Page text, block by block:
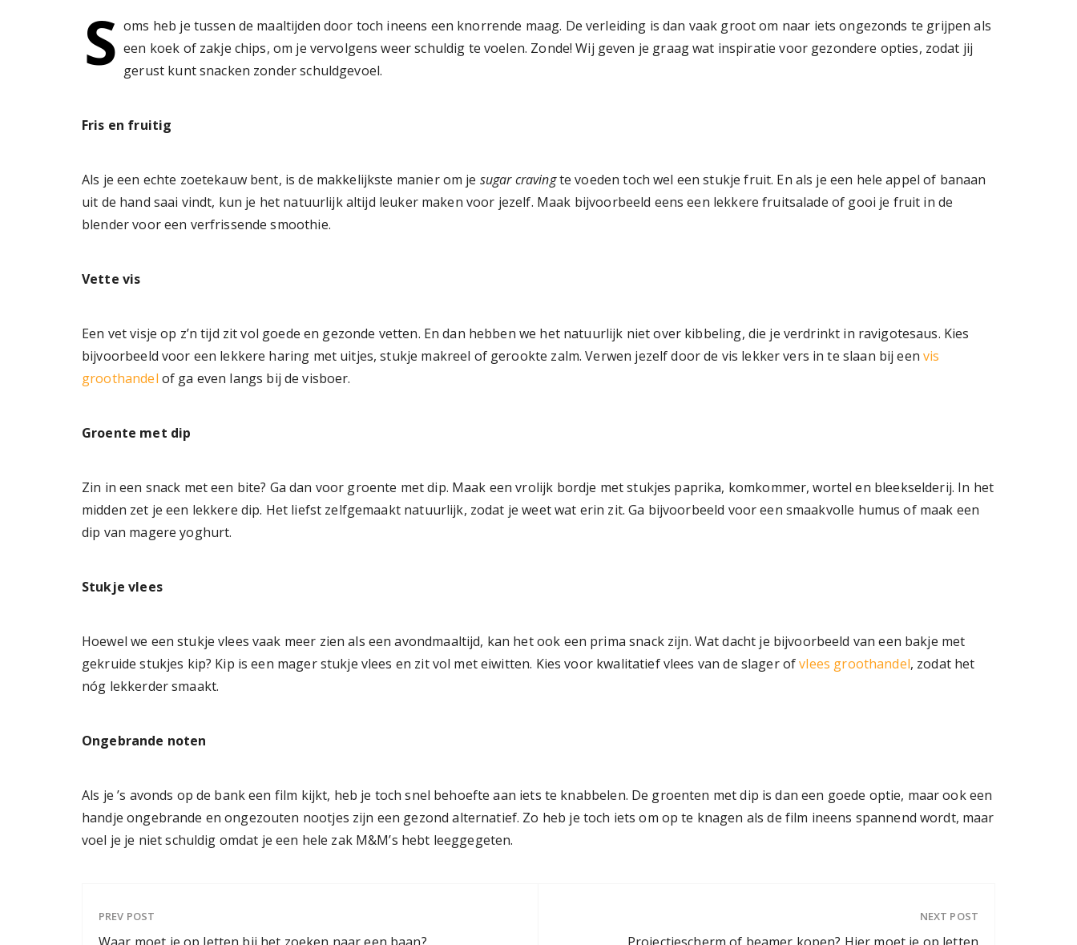
S oms heb je tussen de maaltijden door toch ineens een knorrende maag. De verleiding is dan vaak groot om naar iets ongezonds te grijpen als
een koek of zakje chips, om je vervolgens weer schuldig te voelen. Zonde! Wij geven je graag wat inspiratie voor gezondere opties, zodat jij
gerust kunt snacken zonder schuldgevoel.
Fris en fruitig
Als je een echte zoetekauw bent, is de makkelijkste manier om je sugar cravingte voeden toch wel een stukje fruit. En als je een hele appel of banaan
uit de hand saai vindt, kun je het natuurlijk altijd leuker maken voor jezelf. Maak bijvoorbeeld eens een lekkere fruitsalade of gooi je fruit in de
blender voor een verfrissende smoothie.
Vette vis
Een vet visje op z’n tijd zit vol goede en gezonde vetten. En dan hebben we het natuurlijk niet over kibbeling, die je verdrinkt in ravigotesaus. Kies
bijvoorbeeld voor een lekkere haring met uitjes, stukje makreel of gerookte zalm. Verwen jezelf door de vis lekker vers in te slaan bij een vis
groothandel of ga even langs bij de visboer.
Groente met dip
Zin in een snack met een bite? Ga dan voor groente met dip. Maak een vrolijk bordje met stukjes paprika, komkommer, wortel en bleekselderij. In het
midden zet je een lekkere dip. Het liefst zelfgemaakt natuurlijk, zodat je weet wat erin zit. Ga bijvoorbeeld voor een smaakvolle humus of maak een
dip van magere yoghurt.
Stukje vlees
Hoewel we een stukje vlees vaak meer zien als een avondmaaltijd, kan het ook een prima snack zijn. Wat dacht je bijvoorbeeld van een bakje met
gekruide stukjes kip? Kip is een mager stukje vlees en zit vol met eiwitten. Kies voor kwalitatief vlees van de slager ofvlees groothandel, zodat het
nóg lekkerder smaakt.
Ongebrande noten
Als je ’s avonds op de bank een film kijkt, heb je toch snel behoefte aan iets te knabbelen. De groenten met dip is dan een goede optie, maar ook een
handje ongebrande en ongezouten nootjes zijn een gezond alternatief. Zo heb je toch iets om op te knagen als de film ineens spannend wordt, maar
voel je je niet schuldig omdat je een hele zak M&M’s hebt leeggegeten.
PREV POST NEXT POST